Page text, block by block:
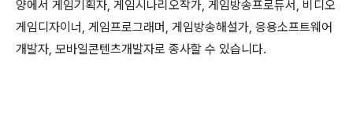
양에서 게임기획자, 게임시나리오작가, 게임방송프로듀서, 비디오
게임디자이너, 게임프로그래머, 게임방송해설가, 응용소프트웨어
개발자, 모바일콘텐츠개발자로 종사할 수 있습니다.